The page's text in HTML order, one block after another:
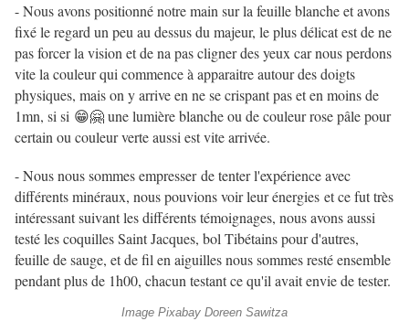
- Nous avons positionné notre main sur la feuille blanche et avons
fixé le regard un peu au dessus du majeur, le plus délicat est de ne
pas forcer la vision et de na pas cligner des yeux car nous perdons
vite la couleur qui commence à apparaitre autour des doigts
physiques, mais on y arrive en ne se crispant pas et en moins de
1mn, si si 😁🤗 une lumière blanche ou de couleur rose pâle pour
certain ou couleur verte aussi est vite arrivée.
- Nous nous sommes empresser de tenter l'expérience avec
différents minéraux, nous pouvions voir leur énergies et ce fut très
intéressant suivant les différents témoignages, nous avons aussi
testé les coquilles Saint Jacques, bol Tibétains pour d'autres,
feuille de sauge, et de fil en aiguilles nous sommes resté ensemble
pendant plus de 1h00, chacun testant ce qu'il avait envie de tester.
Image Pixabay Doreen Sawitza